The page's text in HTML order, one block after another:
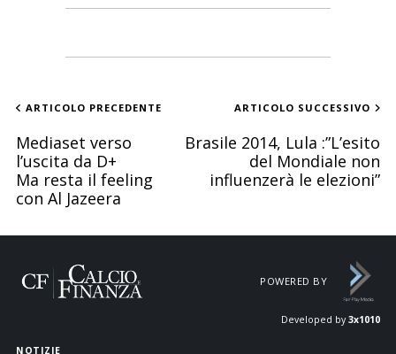
ARTICOLO PRECEDENTE
Mediaset verso
l’uscita da D+
Ma resta il feeling
con Al Jazeera
ARTICOLO SUCCESSIVO
Brasile 2014, Lula :”L’esito
del Mondiale non
influenzerà le elezioni”
POWERED BY
Developed by 3x1010
NOTIZIE